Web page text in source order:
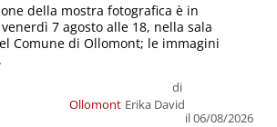
Ollomont
di
Erika David
il 06/08/2026
della mostra fotografica è in
7 agosto alle 18, nella sala
Comune di Ollomont; le immagini